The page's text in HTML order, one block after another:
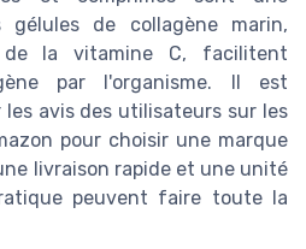
gélules de collagène marin,
de la vitamine C, facilitent
par l'organisme. Il est
avis des utilisateurs sur les
pour choisir une marque
livraison rapide et une unité
peuvent faire toute la